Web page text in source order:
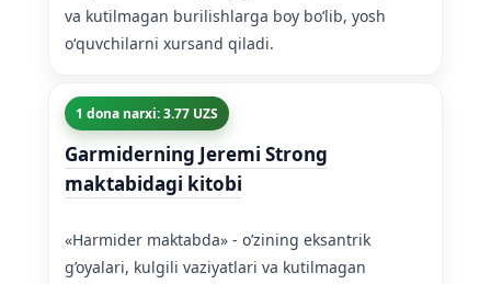
va kutilmagan burilishlarga boy boʻlib, yosh
oʻquvchilarni xursand qiladi.
1 dona narxi: 3.77 UZS
Garmiderning Jeremi Strong
maktabidagi kitobi
«Harmider maktabda» - o’zining eksantrik
g’oyalari, kulgili vaziyatlari va kutilmagan